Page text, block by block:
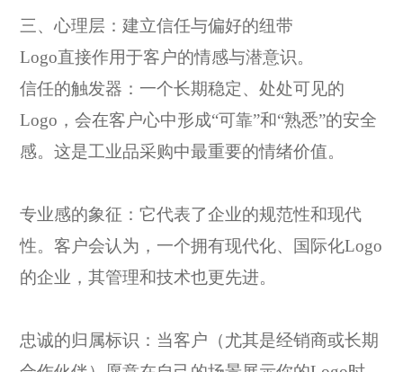
三、心理层：建立信任与偏好的纽带
Logo直接作用于客户的情感与潜意识。
信任的触发器：一个长期稳定、处处可见的
Logo，会在客户心中形成“可靠”和“熟悉”的安全
感。这是工业品采购中最重要的情绪价值。
专业感的象征：它代表了企业的规范性和现代
性。客户会认为，一个拥有现代化、国际化Logo
的企业，其管理和技术也更先进。
忠诚的归属标识：当客户（尤其是经销商或长期